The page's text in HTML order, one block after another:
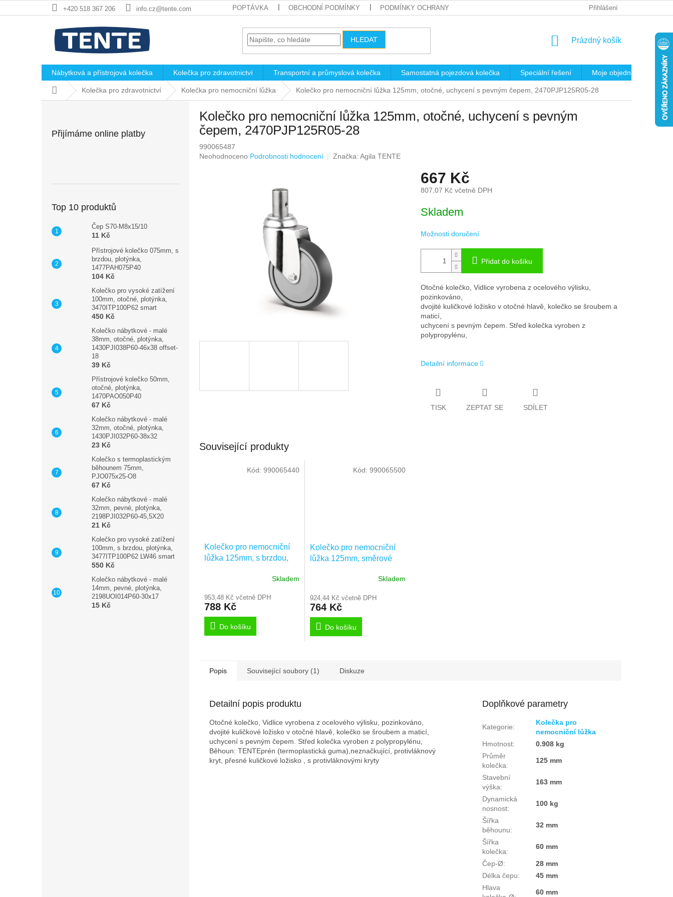
na
+420 518 367 206 info.cz@tente.com POPTÁVKA OBCHODNÍ PODMÍNKY PODMÍNKY OCHRANY OSOBNÍCH ÚDAJŮ KRITÉRIA PRO
Přihlášení
HLEDAT
NÁKUPNÍ
Prázdný košík
Nábytková a přístrojová kolečka Kolečka pro zdravotnictví Transportní a průmyslová kolečka Samostatná pojezdová kolečka Speciální řešení Moje objednávka
Domů Kolečka pro zdravotnictví Kolečka pro nemocniční lůžka Kolečko pro nemocniční lůžka 125mm, otočné, uchycení s pevným čepem, 2470PJP125R05-28
Přijímáme online platby
Top 10 produktů
Čep S70-M8x15/10
11 Kč
Přístrojové kolečko 075mm, s
brzdou, plotýnka,
1477PAH075P40
104 Kč
Kolečko pro vysoké zatížení
100mm, otočné, plotýnka,
3470ITP100P62 smart
450 Kč
Kolečko nábytkové - malé
38mm, otočné, plotýnka,
1430PJI038P60-46x38 offset-
18
39 Kč
Přístrojové kolečko 50mm,
otočné, plotýnka,
1470PAO050P40
67 Kč
Kolečko nábytkové - malé
32mm, otočné, plotýnka,
1430PJI032P60-38x32
23 Kč
Kolečko s termoplastickým
běhounem 75mm,
PJO075x25-O8
67 Kč
Kolečko nábytkové - malé
32mm, pevné, plotýnka,
2198PJI032P60-45,5X20
21 Kč
Kolečko pro vysoké zatížení
100mm, s brzdou, plotýnka,
3477ITP100P62 LW46 smart
550 Kč
Kolečko nábytkové - malé
14mm, pevné, plotýnka,
2198UOI014P60-30x17
15 Kč
Kolečko pro nemocniční lůžka 125mm, otočné, uchycení s pevným
čepem, 2470PJP125R05-28
990065487
Průměrné
Neohodnoceno Podrobnosti hodnocení Značka: Agila TENTE
667 Kč
807,07 Kč včetně DPH
cena:
Skladem
Možnosti doručení
Přidat do košíku
Otočné kolečko, Vidlice vyrobena z ocelového výlisku,
pozinkováno,
dvojité kuličkové ložisko v otočné hlavě, kolečko se šroubem a
maticí,
uchycení s pevným čepem. Střed kolečka vyroben z
polypropylénu,
Detailní informace
TISK ZEPTAT SE SDÍLET
Související produkty
Kolečko pro nemocniční
lůžka 125mm, s brzdou,
čepem, 2477PJP125R05-
Skladem
953,48 Kč včetně DPH
788 Kč
Do košíku
Kód: 990065440
Kolečko pro nemocniční
lůžka 125mm, směrové
čepem, 2471PJP125R05-
produktu
je
3,0
5
Skladem
924,44 Kč včetně DPH
764 Kč
Do košíku
Kód: 990065500
Popis Související soubory (1) Diskuze
Detailní popis produktu
Otočné kolečko, Vidlice vyrobena z ocelového výlisku, pozinkováno,
dvojité kuličkové ložisko v otočné hlavě, kolečko se šroubem a maticí,
uchycení s pevným čepem. Střed kolečka vyroben z polypropylénu,
Běhoun: TENTEprén (termoplastická guma),neznačkující, protivláknový
kryt, přesné kuličkové ložisko , s protivláknovými kryty
Doplňkové parametry
Kategorie:
Kolečka pro
nemocniční lůžka
Hmotnost:
0.908 kg
Průměr
kolečka:
125 mm
Stavební
výška:
163 mm
Dynamická
nosnost:
100 kg
Šířka
běhounu:
32 mm
Šířka
kolečka:
60 mm
Čep-Ø:
28 mm
Délka čepu:
45 mm
Hlava
60 mm